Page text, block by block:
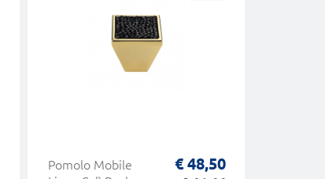
Pomolo Mobile
€ 48,50